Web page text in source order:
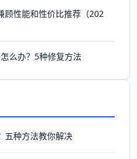
顾性能和性价比推荐（202
么办？5种修复方法
五种方法教你解决